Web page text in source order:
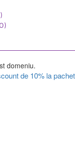
domeniu.
de 10% la